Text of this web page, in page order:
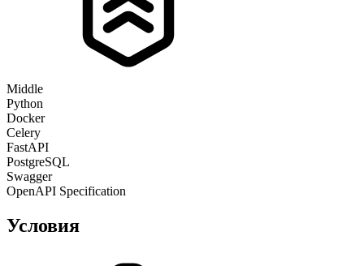
Middle
Python
Docker
Celery
FastAPI
PostgreSQL
Swagger
OpenAPI Specification
Условия